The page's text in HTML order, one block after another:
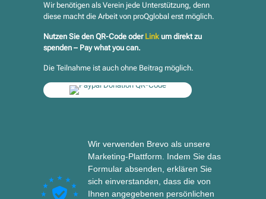
Wir benötigen als Verein jede Unterstützung, denn
diese macht die Arbeit von proQglobal erst möglich.
Nutzen Sie den QR-Code oder Link um direkt zu
spenden – Pay what you can.
Die Teilnahme ist auch ohne Beitrag möglich.
Wir verwenden Brevo als unsere
Marketing-Plattform. Indem Sie das
Formular absenden, erklären Sie
sich einverstanden, dass die von
Ihnen angegebenen persönlichen